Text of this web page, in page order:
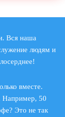
Вся наша
людям и
вместе.
Например, 50
Это не так